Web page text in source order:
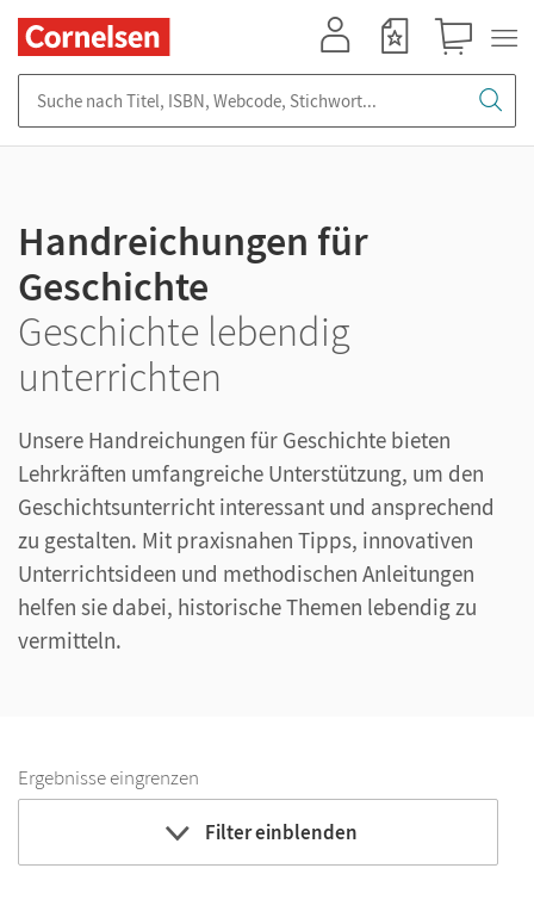
Handreichungen für
Geschichte
Geschichte lebendig
unterrichten
Unsere Handreichungen für Geschichte bieten
Lehrkräften umfangreiche Unterstützung, um den
Geschichtsunterricht interessant und ansprechend
zu gestalten. Mit praxisnahen Tipps, innovativen
Unterrichtsideen und methodischen Anleitungen
helfen sie dabei, historische Themen lebendig zu
vermitteln.
Ergebnisse eingrenzen
Filter einblenden